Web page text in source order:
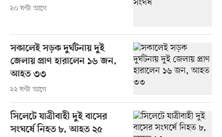
২০ ঘণ্টা আগে
সকালেই সড়ক দুর্ঘটনায় দুই
জেলায় প্রাণ হারালেন ১৬ জন,
আহত ৩৩
২২ ঘণ্টা আগে
সিলেটে যাত্রীবাহী দুই বাসের
সংঘর্ষে নিহত ৮, আহত ২৫